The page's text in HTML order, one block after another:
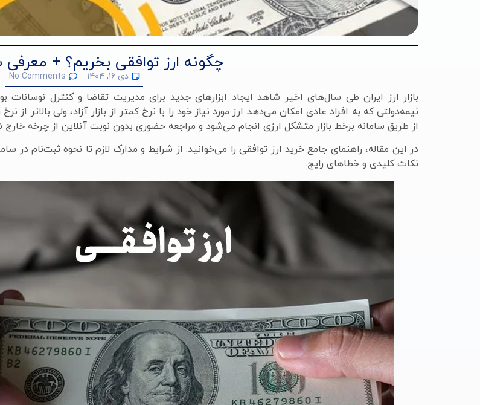
چگونه ارز توافقی بخریم؟ + معرفی
دی ۱۶, ۱۴۰۴ No Comments
بازار ارز ایران طی سال‌های اخیر شاهد ایجاد ابزارهای جدید برای مدیریت تقاضا و کنترل
از طریق سامانه برخط بازار متشکل ارزی انجام می‌شود و مراجعه حضوری بدون نوبت آنلاین از چرخه
در این مقاله، راهنمای جامع خرید ارز توافقی را می‌خوانید: از شرایط و مدارک لازم تا نحوه ثبت‌نام در
نکات کلیدی و خطاهای رایج.